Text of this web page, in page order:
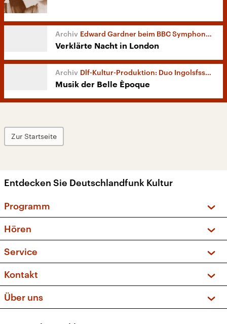
Edward Gardner beim BBC Symphony Orchestra
Verklärte Nacht in London
Dlf-Kultur-Produktion: Duo Ingolsfsson-Stoupel
Musik der Belle Èpoque
Zur Startseite
Entdecken Sie Deutschlandfunk Kultur
Programm
Sendungen und Podcasts
Musikliste
Kakadu – Das Kinderprogramm
Hören
Frequenzen (UKW + DAB+)
Service
FAQ
Apps
Newsletter
Kontakt
Social Media
Über uns